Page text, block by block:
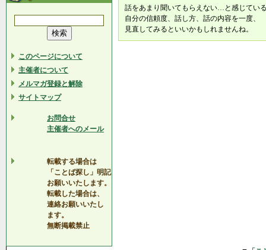
このページについて
主催者について
メルマガ登録と解除
サイトマップ
お問合せ
主催者へのメール
転載する場合は
「ことば探し」明記
お願いいたします。
転載した場合は、
連絡お願いいたし
ます。
無断掲載禁止
話をあまり聞いてもらえない…と感じてい
自分の信頼度、話し方、話の内容を一度、
見直してみるといいかもしれませんね。